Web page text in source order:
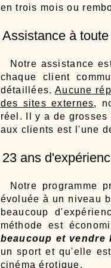
en trois mois ou
Assistance à
Notre assistance
chaque client
détaillées. Aucune
des sites externes,
réel. Il y a de
aux clients est l'une
23 ans
Notre programme
évoluée à un niveau
beaucoup
méthode est
beaucoup et vendre
un sport et qu'elle
cinéma érotique.